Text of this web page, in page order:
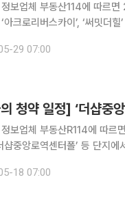
보업체 부동산114에 따르면
크로리버스카이’, ‘써밋더힐’ 등 단
복주택)’ 등에서 진행된다.
29 07:00
청약 일정] ‘더샵중
보업체 부동산R114에 따르
앙로역센터폴’ 등 단지에서 청약 접수가 진행
160(B11)’ 등에서 진행된다.
18 07:00